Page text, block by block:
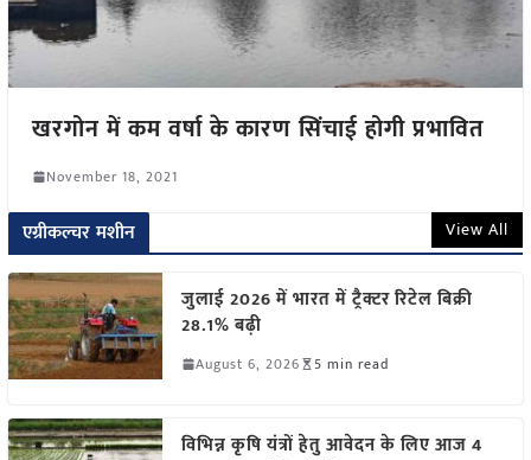
खरगोन में कम वर्षा के कारण सिंचाई होगी प्रभावित
November 18, 2021
एग्रीकल्चर मशीन View All
जुलाई 2026 में भारत में ट्रैक्टर रिटेल बिक्री
28.1% बढ़ी
August 6, 2026 5 min read
विभिन्न कृषि यंत्रों हेतु आवेदन के लिए आज 4